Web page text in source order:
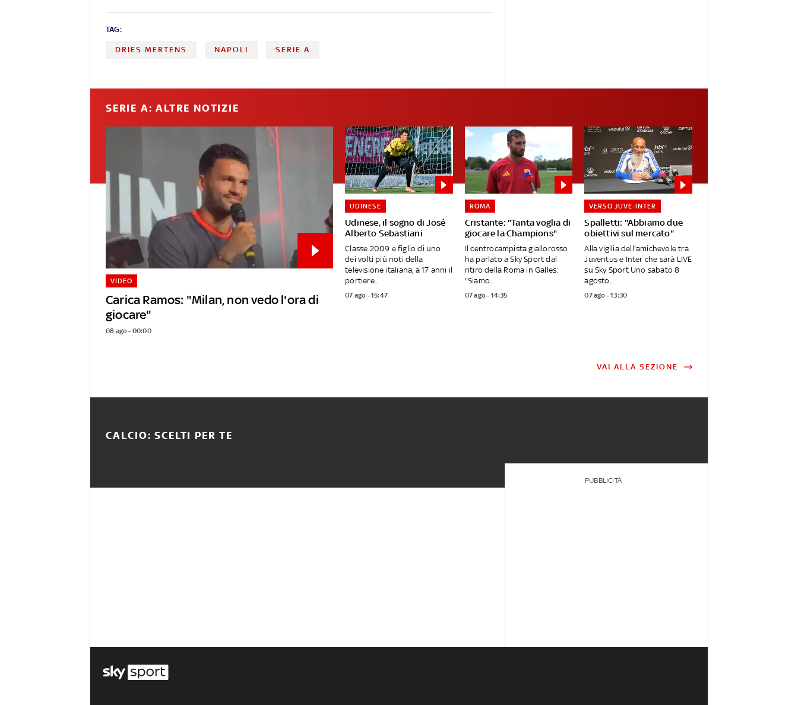
TAG:
DRIES MERTENS NAPOLI SERIE A
SERIE A: ALTRE NOTIZIE
Carica Ramos: "Milan, non vedo l'ora di
giocare"
VIDEO
08 ago - 00:00
Udinese, il sogno di José
Alberto Sebastiani
UDINESE
Classe 2009 e figlio di uno
dei volti più noti della
televisione italiana, a 17 anni il
portiere...
07 ago - 15:47
Cristante: "Tanta voglia di
giocare la Champions"
ROMA
Il centrocampista giallorosso
ha parlato a Sky Sport dal
ritiro della Roma in Galles:
"Siamo...
07 ago - 14:35
Spalletti: "Abbiamo due
obiettivi sul mercato"
VERSO JUVE-INTER
Alla vigilia dell'amichevole tra
Juventus e Inter che sarà LIVE
su Sky Sport Uno sabato 8
agosto...
07 ago - 13:30
VAI ALLA SEZIONE
CALCIO: SCELTI PER TE
PUBBLICITÀ